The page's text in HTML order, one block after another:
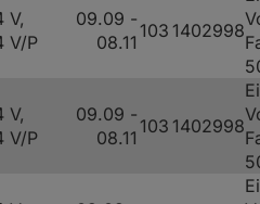
V,
V/P
09.09 -
08.11
103 1402998
V,
V/P
09.09 -
08.11
103 1402998